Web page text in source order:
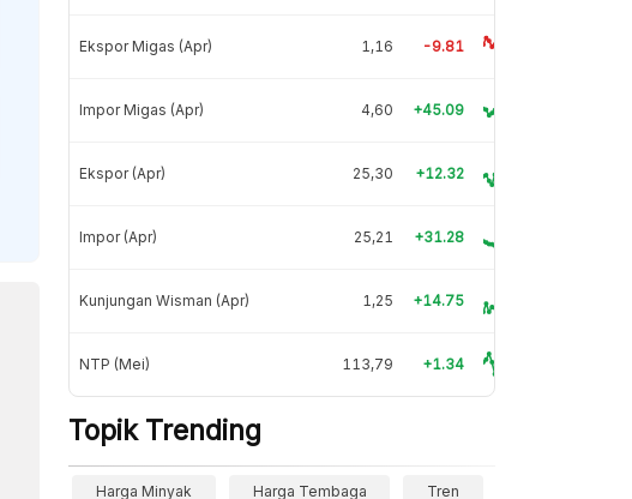
Ekspor Migas (Apr) 1,16 -9.81
Impor Migas (Apr) 4,60 +45.09
Ekspor (Apr) 25,30 +12.32
Impor (Apr) 25,21 +31.28
Kunjungan Wisman (Apr) 1,25 +14.75
NTP (Mei) 113,79 +1.34
Topik Trending
Harga Minyak Harga Tembaga Tren